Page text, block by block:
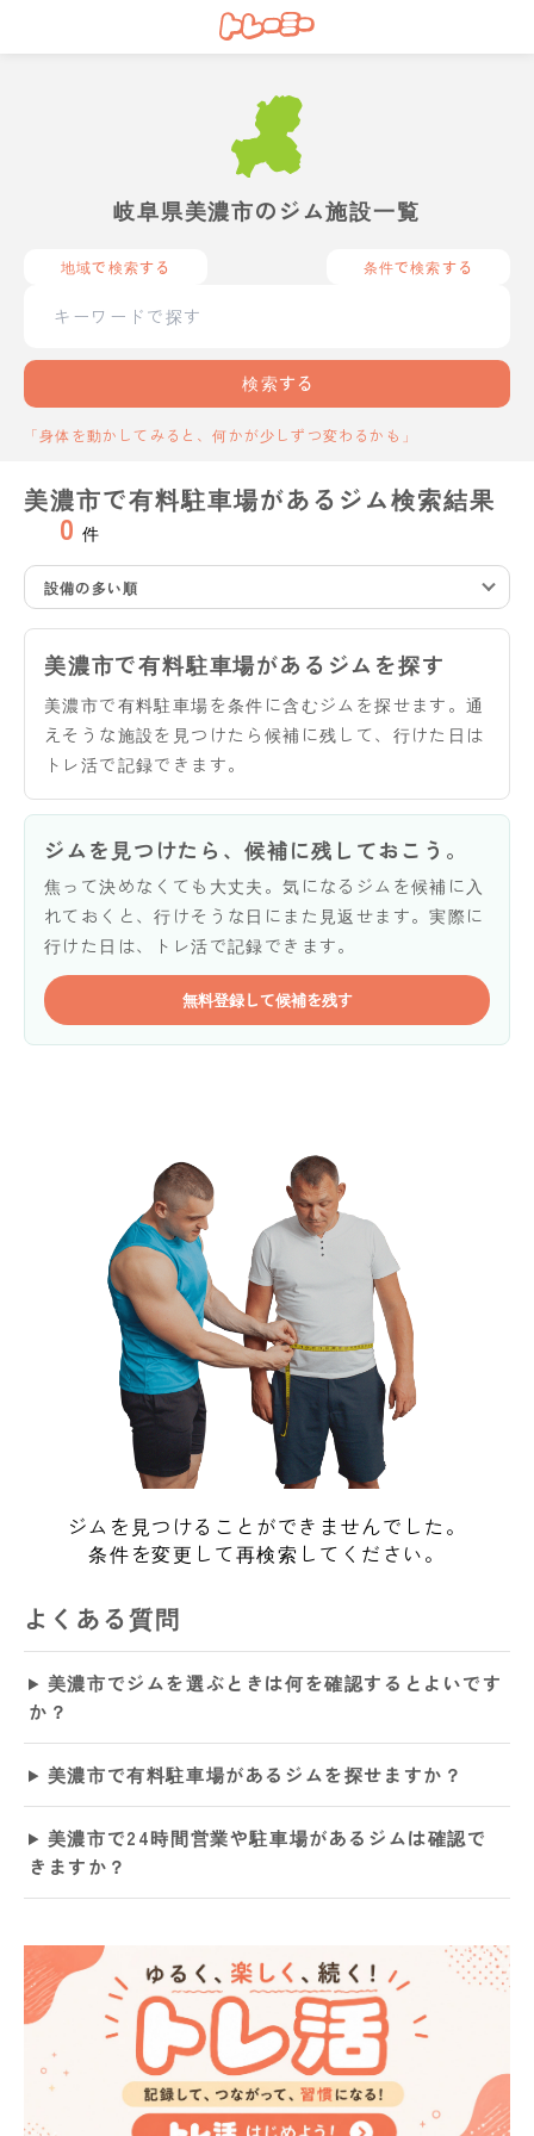
岐阜県美濃市のジム施設一覧
地域で検索する 条件で検索する
検索する
「身体を動かしてみると、何かが少しずつ変わるかも」
美濃市で有料駐車場があるジム検索結果
0 件
設備の多い順
美濃市で有料駐車場があるジムを探す
美濃市で有料駐車場を条件に含むジムを探せます。通
えそうな施設を見つけたら候補に残して、行けた日は
トレ活で記録できます。
ジムを見つけたら、候補に残しておこう。
焦って決めなくても大丈夫。気になるジムを候補に入
れておくと、行けそうな日にまた見返せます。実際に
行けた日は、トレ活で記録できます。
無料登録して候補を残す
ジムを見つけることができませんでした。
条件を変更して再検索してください。
よくある質問
美濃市でジムを選ぶときは何を確認するとよいです
か？
美濃市で有料駐車場があるジムを探せますか？
美濃市で24時間営業や駐車場があるジムは確認で
きますか？